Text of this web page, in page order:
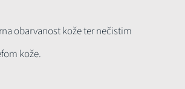
obarvanost kože ter nečistim
kože.